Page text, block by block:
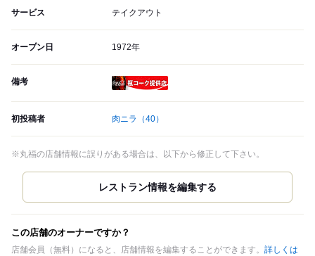
サービス テイクアウト
オープン日 1972年
備考
初投稿者 肉ニラ （40）
※丸福の店舗情報に誤りがある場合は、以下から修正して下さい。
この店舗のオーナーですか？
店舗会員（無料）になると、店舗情報を編集することができます。 詳しくは